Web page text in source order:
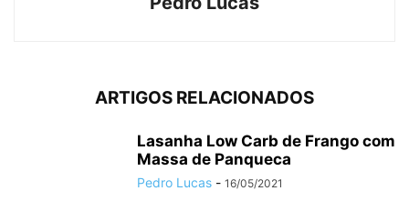
ARTIGOS RELACIONADOS
Lasanha Low Carb de Frango com
Massa de Panqueca
Pedro Lucas - 16/05/2021